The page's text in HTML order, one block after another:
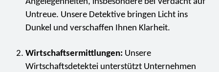
Untreue. Unsere Detektive bringen Licht ins
Dunkel und verschaffen Ihnen Klarheit.
Wirtschaftsermittlungen: Unsere
Wirtschaftsdetektei unterstützt Unternehmen